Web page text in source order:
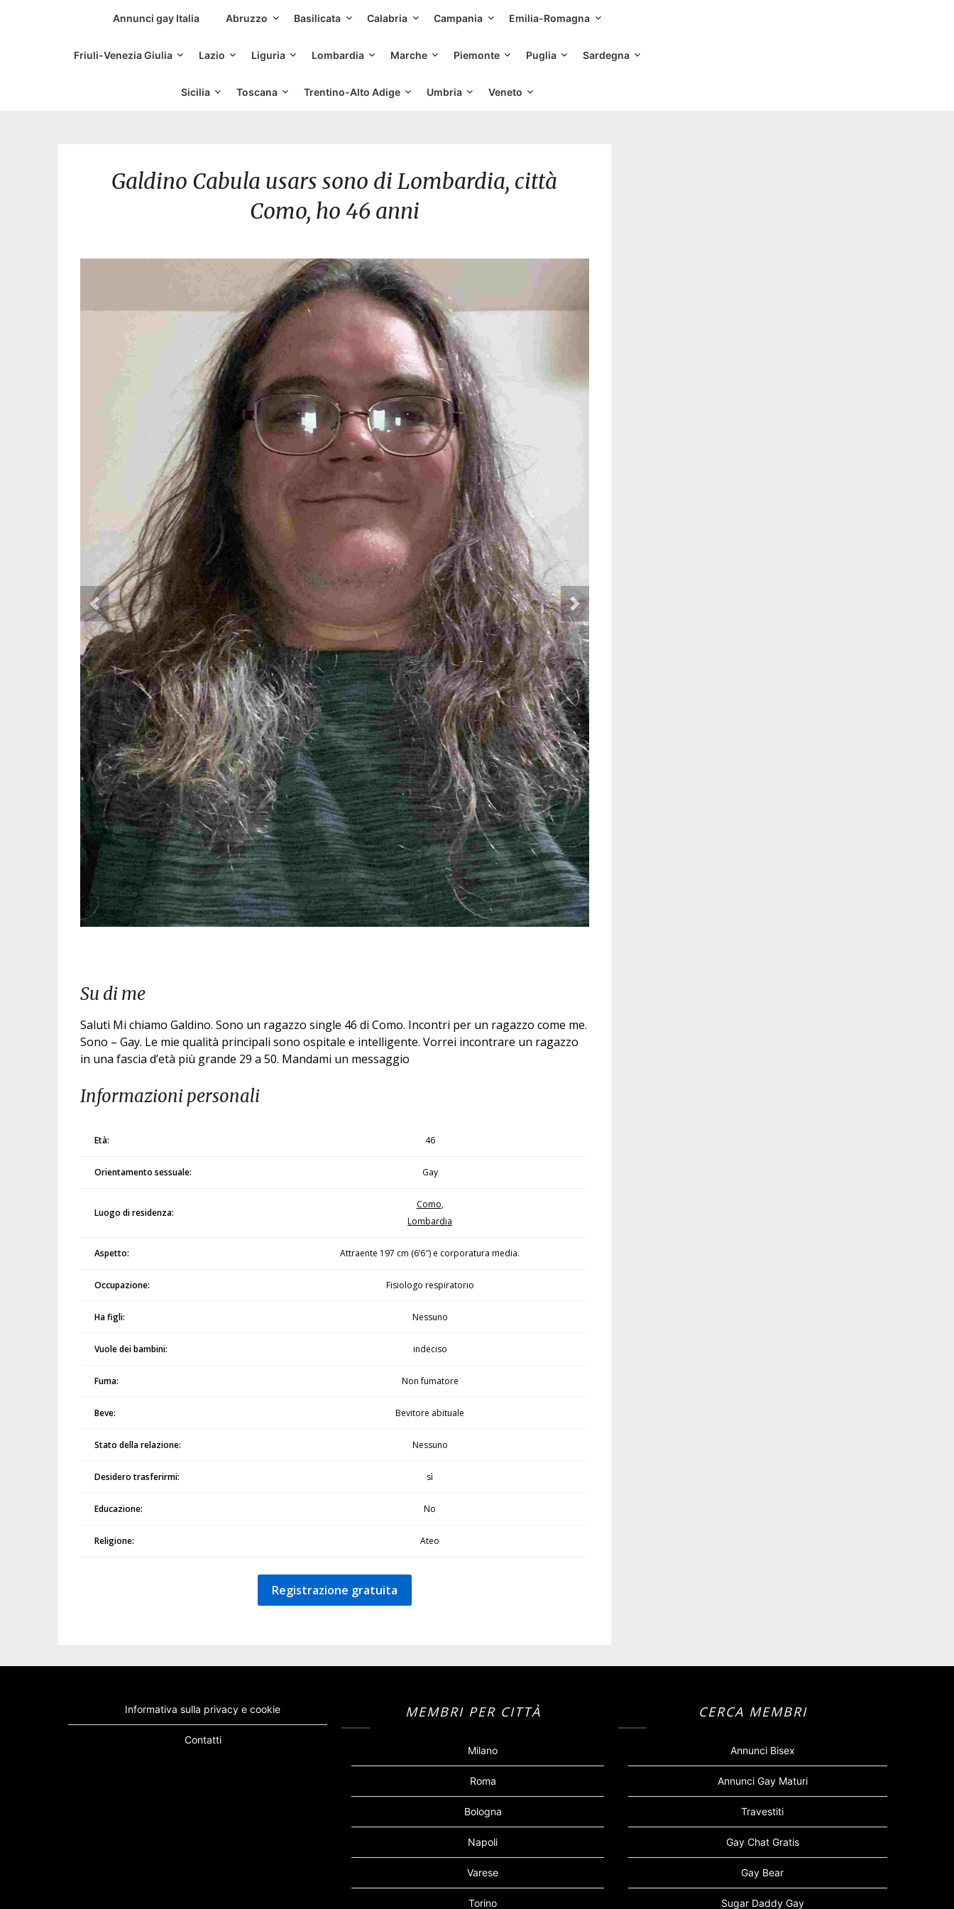
Siti Incontri Gay
Annunci gay Italia Abruzzo Basilicata Calabria Campania Emilia-Romagna
Friuli-Venezia Giulia Lazio Liguria Lombardia Marche Piemonte Puglia Sardegna
Sicilia Toscana Trentino-Alto Adige Umbria Veneto
Galdino Cabula usars sono di Lombardia, città
Como, ho 46 anni
Su di me
Saluti Mi chiamo Galdino. Sono un ragazzo single 46 di Como. Incontri per un ragazzo come me.
Sono – Gay. Le mie qualità principali sono ospitale e intelligente. Vorrei incontrare un ragazzo
in una fascia d’età più grande 29 a 50. Mandami un messaggio
Informazioni personali
Età: 46
Orientamento sessuale: Gay
Luogo di residenza:
Como,
Lombardia
Aspetto: Attraente 197 cm (6’6″) e corporatura media.
Occupazione: Fisiologo respiratorio
Ha figli: Nessuno
Vuole dei bambini: indeciso
Fuma: Non fumatore
Beve: Bevitore abituale
Stato della relazione: Nessuno
Desidero trasferirmi: sì
Educazione: No
Religione: Ateo
Registrazione gratuita
Informativa sulla privacy e cookie
Contatti
MEMBRI PER CITTÀ
Milano
Roma
Bologna
Napoli
Varese
Torino
CERCA MEMBRI
Annunci Bisex
Annunci Gay Maturi
Travestiti
Gay Chat Gratis
Gay Bear
Sugar Daddy Gay